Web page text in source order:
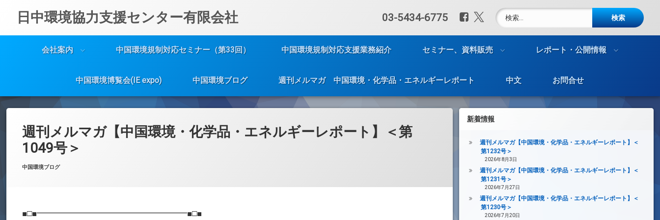
コ
日中環境協力支援センター有限会社 電話番号:
03-5434-6775 Facebook
X.com
検索:
会社案内 中国環境規制対応セミナー（第33回） 中国環境規制対応支援業務紹介 セミナー、資料販売 レポート・公開情報
中国環境博覧会(IE expo) 中国環境ブログ 週刊メルマガ 中国環境・化学品・エネルギーレポート 中文 お問合せ
週刊メルマガ【中国環境・化学品・エネルギーレポート】＜第
1049号＞
Posted on 2023年1月30日
Updated on 2023年1月30日
byw059105
カテゴリー:
中国環境ブログ
■□■━━━━━━━━━━━━━━━━━━■□■
新着情報
週刊メルマガ【中国環境・化学品・エネルギーレポート】＜
第1232号＞
2026年8月3日
週刊メルマガ【中国環境・化学品・エネルギーレポート】＜
第1231号＞
2026年7月27日
週刊メルマガ【中国環境・化学品・エネルギーレポート】＜
第1230号＞
2026年7月20日